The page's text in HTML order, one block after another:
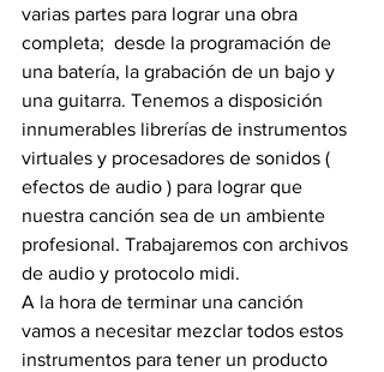
varias partes para lograr una obra
completa;  desde la programación de
una batería, la grabación de un bajo y
una guitarra. Tenemos a disposición
innumerables librerías de instrumentos
virtuales y procesadores de sonidos (
efectos de audio ) para lograr que
nuestra canción sea de un ambiente
profesional. Trabajaremos con archivos
de audio y protocolo midi.
A la hora de terminar una canción
vamos a necesitar mezclar todos estos
instrumentos para tener un producto